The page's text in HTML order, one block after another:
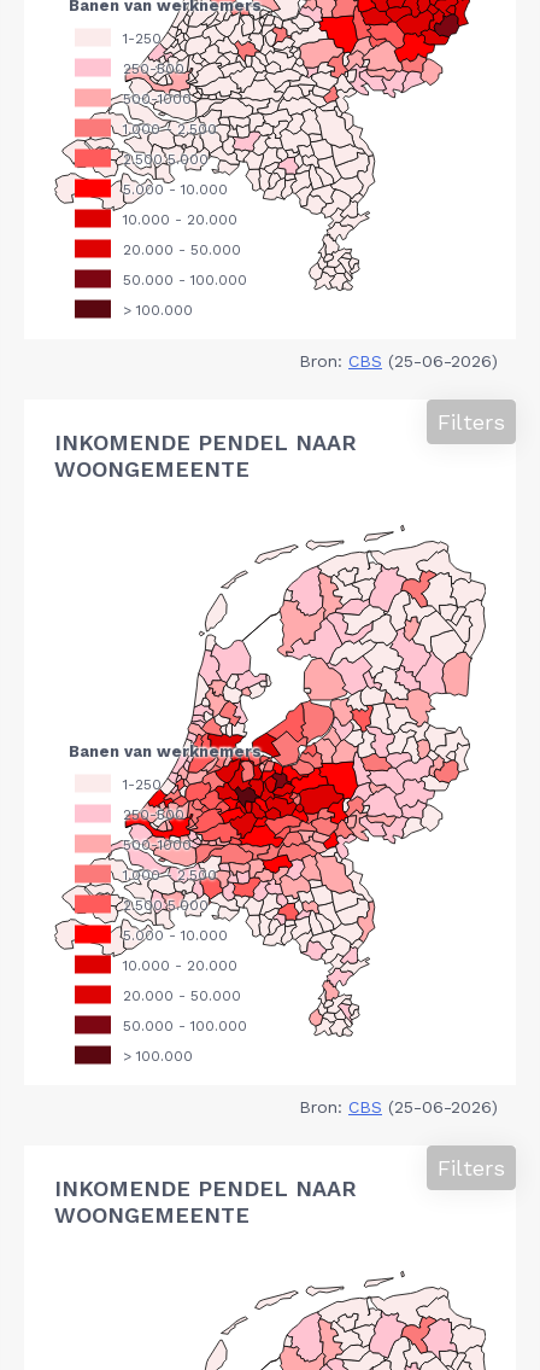
Bron: CBS (25-06-2026)
INKOMENDE PENDEL NAAR
WOONGEMEENTE
Filters
Bron: CBS (25-06-2026)
INKOMENDE PENDEL NAAR
WOONGEMEENTE
Filters